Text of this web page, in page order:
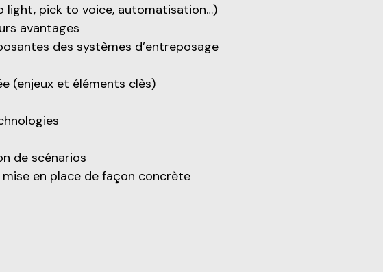
light, pick to voice, automatisation…)
avantages
des systèmes d’entreposage
(enjeux et éléments clès)
de scénarios
en place de façon concrète